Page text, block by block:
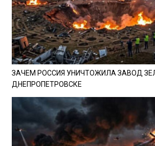
ЗАЧЕМ РОССИЯ УНИЧТОЖИЛА ЗАВОД
ДНЕПРОПЕТРОВСКЕ